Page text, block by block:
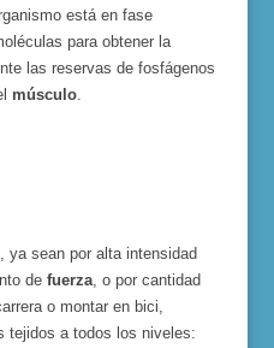
está en fase
para obtener la
las reservas de fosfágenos
músculo.
ya sean por alta intensidad
de fuerza, o por cantidad
o montar en bici,
tejidos a todos los niveles: